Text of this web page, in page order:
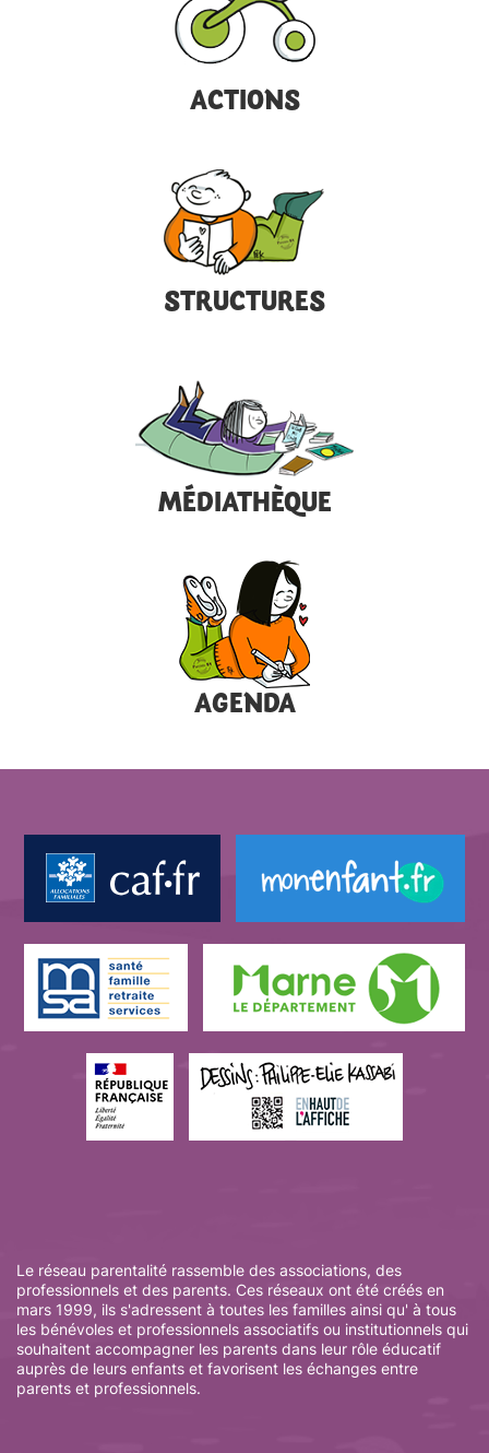
ACTIONS
STRUCTURES
MÉDIATHÈQUE
AGENDA
Le réseau parentalité rassemble des associations, des
professionnels et des parents. Ces réseaux ont été créés en
mars 1999, ils s'adressent à toutes les familles ainsi qu' à tous
les bénévoles et professionnels associatifs ou institutionnels qui
souhaitent accompagner les parents dans leur rôle éducatif
auprès de leurs enfants et favorisent les échanges entre
parents et professionnels.